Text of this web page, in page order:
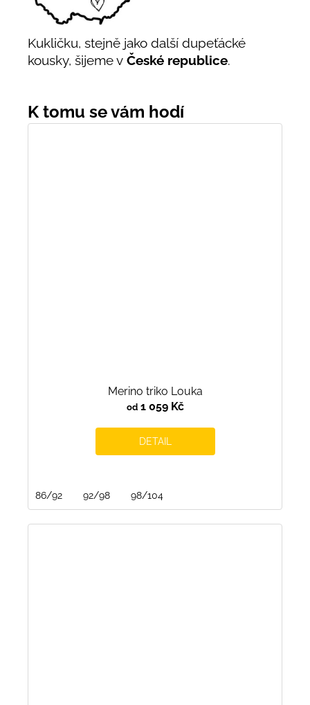
Kukličku, stejně jako další dupeťácké
kousky, šijeme v České republice.
Merino triko Louka
od1 059 Kč
DETAIL
86/92 92/98 98/104